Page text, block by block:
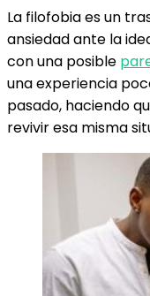
La filofobia es un
ansiedad ante la
con una posible
una experiencia
pasado, haciendo
revivir esa misma